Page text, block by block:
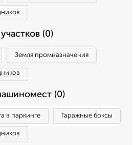
(0)
Земля промназначения
(0)
в паркинге Гаражные боксы